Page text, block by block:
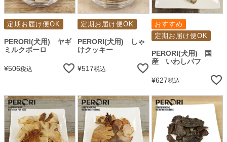
定期お届け便OK
PERORI(犬用) ヤギ
ミルクボーロ
¥506税込
定期お届け便OK
PERORI(犬用) しゃ
けクッキー
¥517税込
おすすめ
定期お届け便OK
PERORI(犬用) 国
産 いわしパフ
¥627税込